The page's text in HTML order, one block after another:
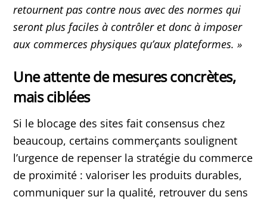
retournent pas contre nous avec des normes qui
seront plus faciles à contrôler et donc à imposer
aux commerces physiques qu’aux plateformes. »
Une attente de mesures concrètes,
mais ciblées
Si le blocage des sites fait consensus chez
beaucoup, certains commerçants soulignent
l’urgence de repenser la stratégie du commerce
de proximité : valoriser les produits durables,
communiquer sur la qualité, retrouver du sens